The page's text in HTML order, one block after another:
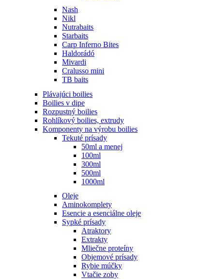
Nash
Nikl
Nutrabaits
Starbaits
Carp Inferno Bites
Haldorádó
Mivardi
Cralusso mini
TB baits
Plávajúci boilies
Boilies v dipe
Rozpustný boilies
Rohlíkový boilies, extrudy
Komponenty na výrobu boilies
Tekuté prísady
50ml a menej
100ml
300ml
500ml
1000ml
Oleje
Aminokomplety
Esencie a esenciálne oleje
Sypké prísady
Atraktory
Extrakty
Mliečne proteíny
Objemové prísady
Rybie múčky
Vtačie zoby